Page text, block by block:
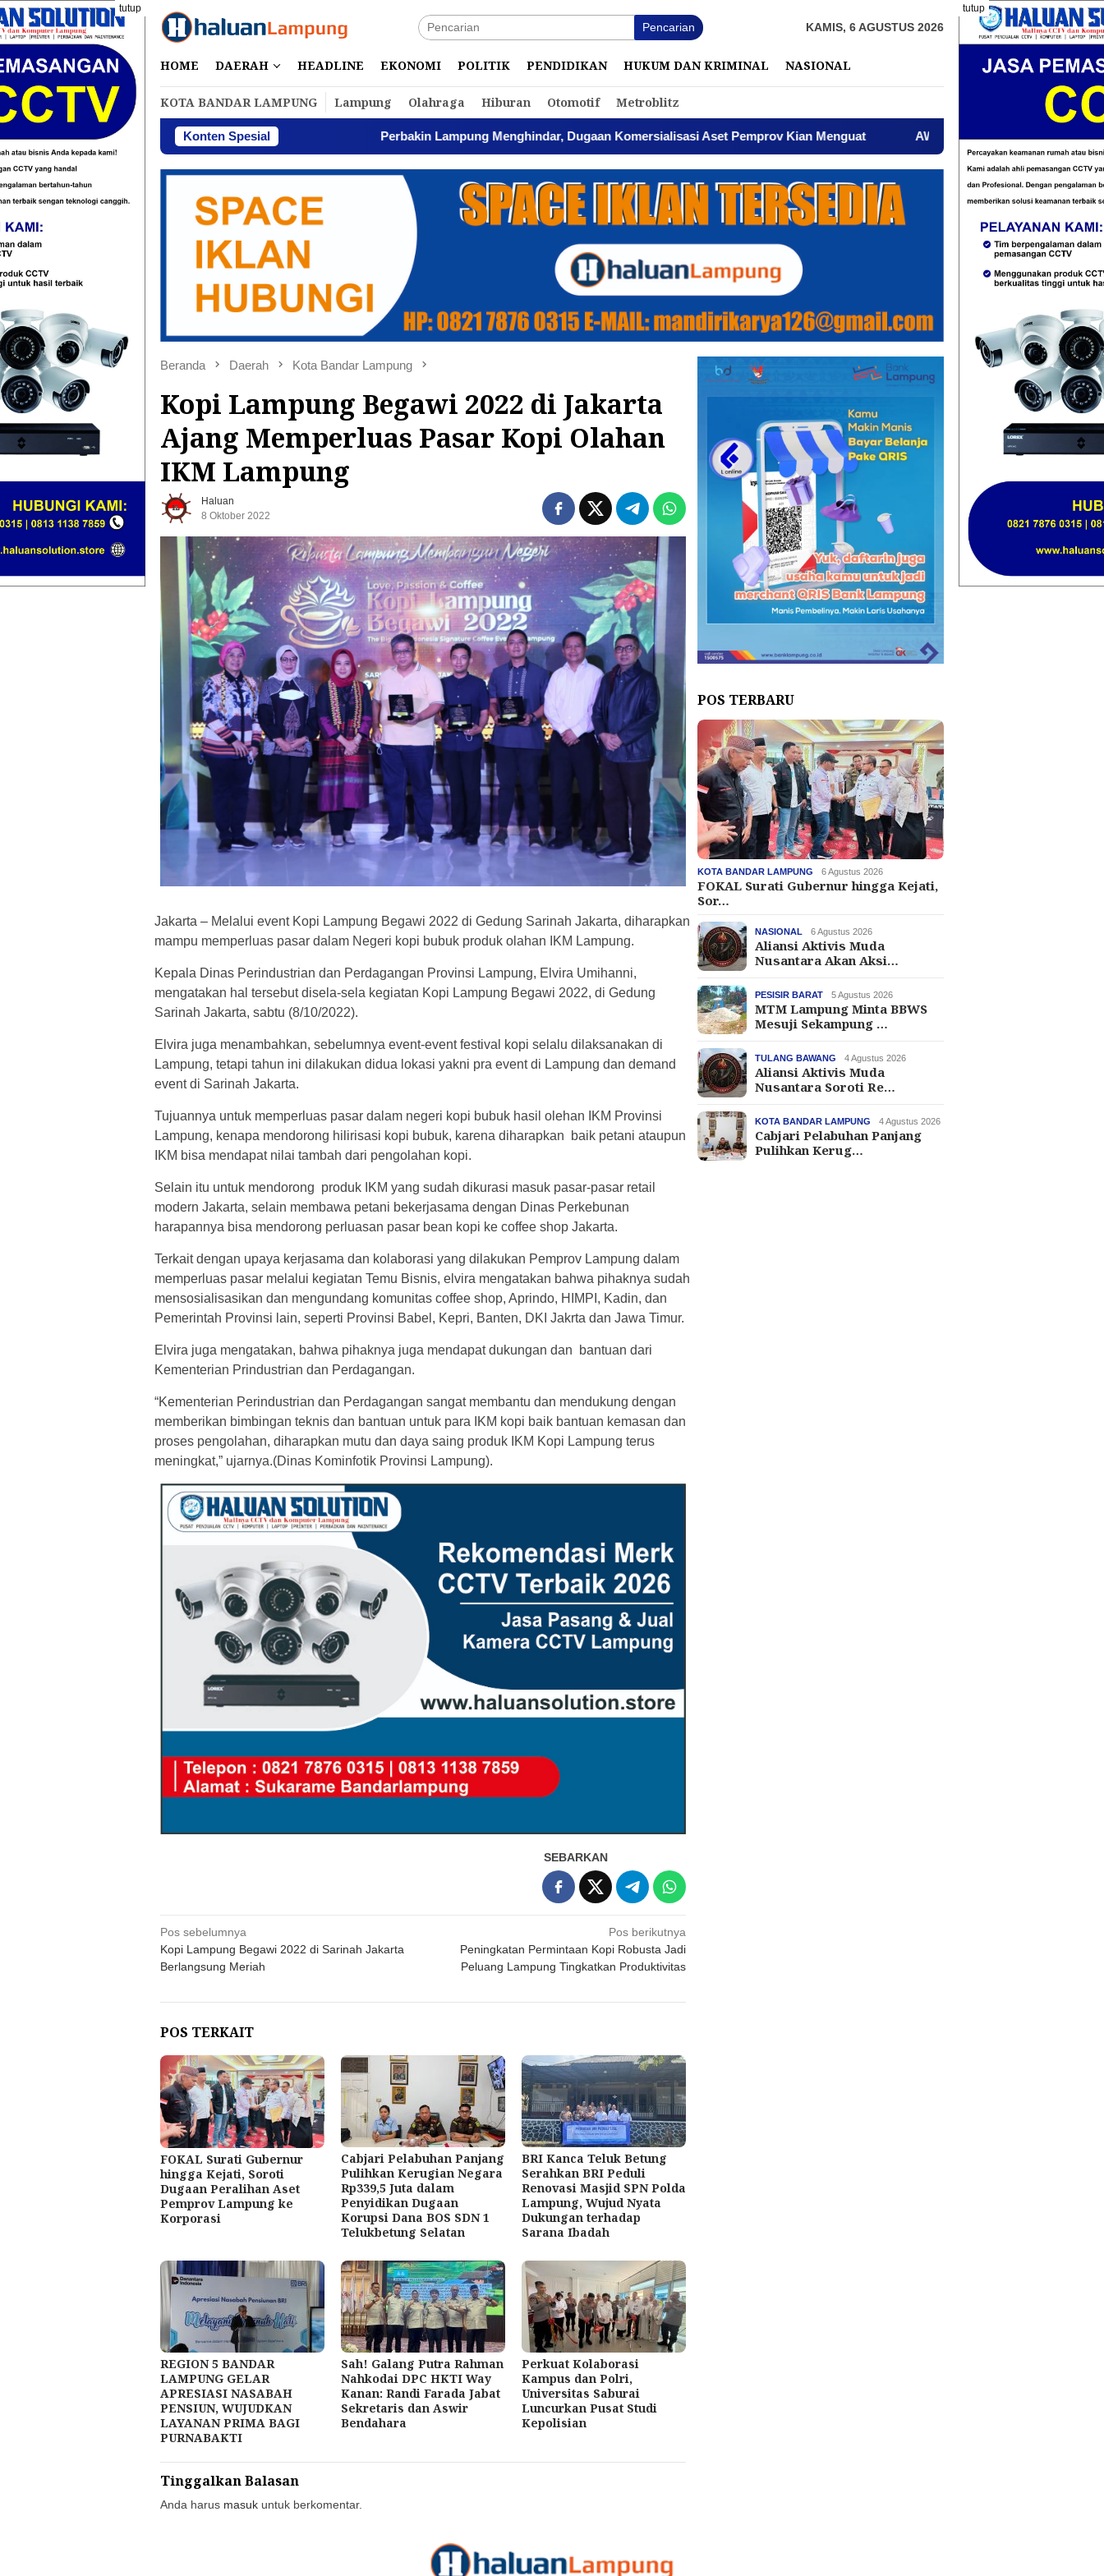
Loncat
ke
konten
tutup tutup
Pencarian KAMIS, 6 AGUSTUS 2026
HOME DAERAH HEADLINE EKONOMI POLITIK PENDIDIKAN HUKUM DAN KRIMINAL NASIONAL
KOTA BANDAR LAMPUNG Lampung Olahraga Hiburan Otomotif Metroblitz
Konten Spesial Perbakin Lampung Menghindar, Dugaan Komersialisasi Aset Pemprov Kian Menguat AWPI Serukan Perdamaian dan Kecam Provokasi
Beranda Daerah Kota Bandar Lampung
Kopi Lampung Begawi 2022 di Jakarta
Ajang Memperluas Pasar Kopi Olahan
IKM Lampung
Haluan
8 Oktober 2022
Jakarta – Melalui event Kopi Lampung Begawi 2022 di Gedung Sarinah Jakarta, diharapkan
mampu memperluas pasar dalam Negeri kopi bubuk produk olahan IKM Lampung.
Kepala Dinas Perindustrian dan Perdagangan Provinsi Lampung, Elvira Umihanni,
mengatakan hal tersebut disela-sela kegiatan Kopi Lampung Begawi 2022, di Gedung
Sarinah Jakarta, sabtu (8/10/2022).
Elvira juga menambahkan, sebelumnya event-event festival kopi selalu dilaksanakan di
Lampung, tetapi tahun ini dilakukan didua lokasi yakni pra event di Lampung dan demand
event di Sarinah Jakarta.
Tujuannya untuk memperluas pasar dalam negeri kopi bubuk hasil olehan IKM Provinsi
Lampung, kenapa mendorong hilirisasi kopi bubuk, karena diharapkan baik petani ataupun
IKM bisa mendapat nilai tambah dari pengolahan kopi.
Selain itu untuk mendorong produk IKM yang sudah dikurasi masuk pasar-pasar retail
modern Jakarta, selain membawa petani bekerjasama dengan Dinas Perkebunan
harapannya bisa mendorong perluasan pasar bean kopi ke coffee shop Jakarta.
Terkait dengan upaya kerjasama dan kolaborasi yang dilakukan Pemprov Lampung dalam
memperluas pasar melalui kegiatan Temu Bisnis, elvira mengatakan bahwa pihaknya sudah
mensosialisasikan dan mengundang komunitas coffee shop, Aprindo, HIMPI, Kadin, dan
Pemerintah Provinsi lain, seperti Provinsi Babel, Kepri, Banten, DKI Jakrta dan Jawa Timur.
Elvira juga mengatakan, bahwa pihaknya juga mendapat dukungan dan bantuan dari
Kementerian Prindustrian dan Perdagangan.
“Kementerian Perindustrian dan Perdagangan sangat membantu dan mendukung dengan
memberikan bimbingan teknis dan bantuan untuk para IKM kopi baik bantuan kemasan dan
proses pengolahan, diharapkan mutu dan daya saing produk IKM Kopi Lampung terus
meningkat,” ujarnya.(Dinas Kominfotik Provinsi Lampung).
SEBARKAN
Navigasi
pos
Pos sebelumnya
Kopi Lampung Begawi 2022 di Sarinah Jakarta
Berlangsung Meriah
Pos berikutnya
Peningkatan Permintaan Kopi Robusta Jadi
Peluang Lampung Tingkatkan Produktivitas
POS TERKAIT
FOKAL Surati Gubernur
hingga Kejati, Soroti
Dugaan Peralihan Aset
Pemprov Lampung ke
Korporasi
Cabjari Pelabuhan Panjang
Pulihkan Kerugian Negara
Rp339,5 Juta dalam
Penyidikan Dugaan
Korupsi Dana BOS SDN 1
Telukbetung Selatan
BRI Kanca Teluk Betung
Serahkan BRI Peduli
Renovasi Masjid SPN Polda
Lampung, Wujud Nyata
Dukungan terhadap
Sarana Ibadah
REGION 5 BANDAR
LAMPUNG GELAR
APRESIASI NASABAH
PENSIUN, WUJUDKAN
LAYANAN PRIMA BAGI
PURNABAKTI
Sah! Galang Putra Rahman
Nahkodai DPC HKTI Way
Kanan: Randi Farada Jabat
Sekretaris dan Aswir
Bendahara
Perkuat Kolaborasi
Kampus dan Polri,
Universitas Saburai
Luncurkan Pusat Studi
Kepolisian
Tinggalkan Balasan
Anda harus masuk untuk berkomentar.
POS TERBARU
KOTA BANDAR LAMPUNG 6 Agustus 2026
FOKAL Surati Gubernur hingga Kejati,
Sor…
NASIONAL 6 Agustus 2026
Aliansi Aktivis Muda
Nusantara Akan Aksi…
PESISIR BARAT 5 Agustus 2026
MTM Lampung Minta BBWS
Mesuji Sekampung …
TULANG BAWANG 4 Agustus 2026
Aliansi Aktivis Muda
Nusantara Soroti Re…
KOTA BANDAR LAMPUNG 4 Agustus 2026
Cabjari Pelabuhan Panjang
Pulihkan Kerug…